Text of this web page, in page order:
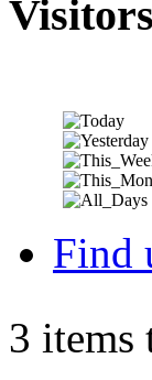
Find
3 items